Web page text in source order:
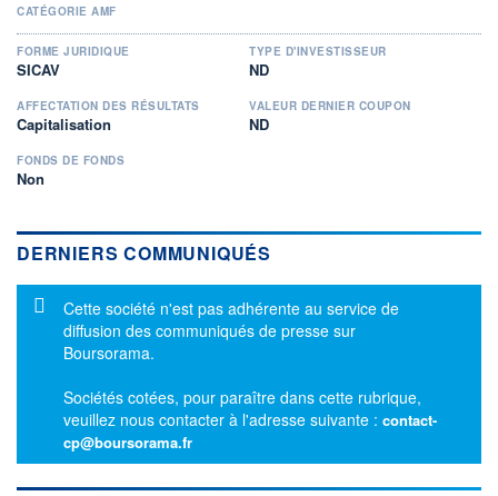
CATÉGORIE AMF
FORME JURIDIQUE
SICAV
TYPE D'INVESTISSEUR
ND
AFFECTATION DES RÉSULTATS
Capitalisation
VALEUR DERNIER COUPON
ND
FONDS DE FONDS
Non
DERNIERS COMMUNIQUÉS
Message d'information
Cette société n'est pas adhérente au service de
diffusion des communiqués de presse sur
Boursorama.
Sociétés cotées, pour paraître dans cette rubrique,
veuillez nous contacter à l'adresse suivante : contact-
cp@boursorama.fr